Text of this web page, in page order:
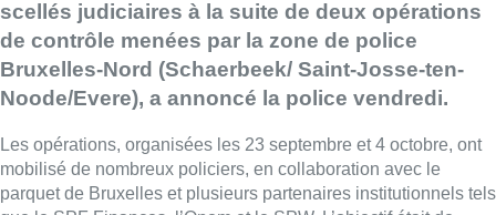
scellés judiciaires à la suite de deux opérations
de contrôle menées par la zone de police
Bruxelles-Nord (Schaerbeek/ Saint-Josse-ten-
Noode/Evere), a annoncé la police vendredi.
Les opérations, organisées les 23 septembre et 4 octobre, ont
mobilisé de nombreux policiers, en collaboration avec le
parquet de Bruxelles et plusieurs partenaires institutionnels tels